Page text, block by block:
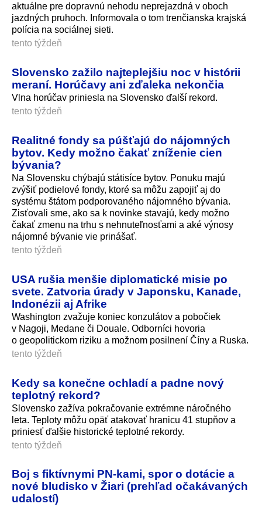
aktuálne pre dopravnú nehodu neprejazdná v oboch
jazdných pruhoch. Informovala o tom trenčianska krajská
polícia na sociálnej sieti.
tento týždeň
Slovensko zažilo najteplejšiu noc v histórii
meraní. Horúčavy ani zďaleka nekončia
Vlna horúčav priniesla na Slovensko ďalší rekord.
tento týždeň
Realitné fondy sa púšťajú do nájomných
bytov. Kedy možno čakať zníženie cien
bývania?
Na Slovensku chýbajú státisíce bytov. Ponuku majú
zvýšiť podielové fondy, ktoré sa môžu zapojiť aj do
systému štátom podporovaného nájomného bývania.
Zisťovali sme, ako sa k novinke stavajú, kedy možno
čakať zmenu na trhu s nehnuteľnosťami a aké výnosy
nájomné bývanie vie prinášať.
tento týždeň
USA rušia menšie diplomatické misie po
svete. Zatvoria úrady v Japonsku, Kanade,
Indonézii aj Afrike
Washington zvažuje koniec konzulátov a pobočiek
v Nagoji, Medane či Douale. Odborníci hovoria
o geopolitickom riziku a možnom posilnení Číny a Ruska.
tento týždeň
Kedy sa konečne ochladí a padne nový
teplotný rekord?
Slovensko zažíva pokračovanie extrémne náročného
leta. Teploty môžu opäť atakovať hranicu 41 stupňov a
priniesť ďalšie historické teplotné rekordy.
tento týždeň
Boj s fiktívnymi PN-kami, spor o dotácie a
nové bludisko v Žiari (prehľad očakávaných
udalostí)